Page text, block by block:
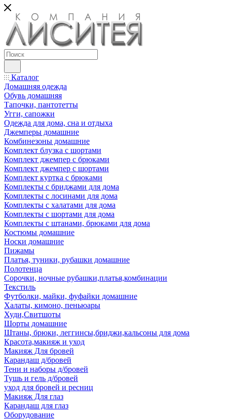
Каталог
Домашняя одежда
Обувь домашняя
Тапочки, пантотетты
Угги, сапожки
Одежда для дома, сна и отдыха
Джемперы домашние
Комбинезоны домашние
Комплект блузка с шортами
Комплект джемпер с брюками
Комплект джемпер с шортами
Комплект куртка с брюками
Комплекты с бриджами для дома
Комплекты с лосинами для дома
Комплекты с халатами для дома
Комплекты с шортами для дома
Комплекты с штанами, брюками для дома
Костюмы домашние
Носки домашние
Пижамы
Платья, туники, рубашки домашние
Полотенца
Сорочки, ночные рубашки,платья,комбинации
Текстиль
Футболки, майки, фуфайки домашние
Халаты, кимоно, пеньюары
Худи,Свитшоты
Шорты домашние
Штаны, брюки, леггинсы,бриджи,кальсоны для дома
Красота,макияж и уход
Макияж Для бровей
Карандаш д/бровей
Тени и наборы д/бровей
Тушь и гель д/бровей
уход для бровей и ресниц
Макияж Для глаз
Карандаш для глаз
Оборудование